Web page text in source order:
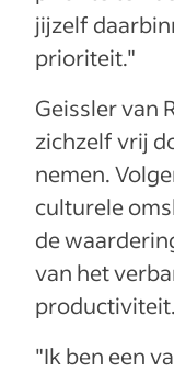
jijzelf
prioriteit."
Geissler van
zichzelf vrij
nemen.
culturele
de
van het
productiviteit.
"Ik ben een